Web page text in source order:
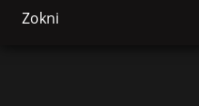
Zokni